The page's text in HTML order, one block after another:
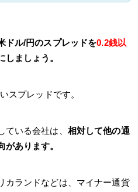
ドル/円のスプレッドを0.2銭以
ましょう。
スプレッドです。
いる会社は、 相対して他の通
あります。
カランドなどは、マイナー通貨